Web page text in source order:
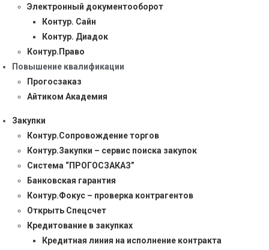
Электронный документооборот
Контур. Сайн
Контур. Диадок
Контур.Право
Повышение квалификации
Прогосзаказ
Айтиком Академия
Закупки
Контур.Сопровождение торгов
Контур.Закупки – сервис поиска закупок
Система “ПРОГОСЗАКАЗ”
Банковская гарантия
Контур.Фокус – проверка контрагентов
Открыть Спецсчет
Кредитование в закупках
Кредитная линия на исполнение контракта